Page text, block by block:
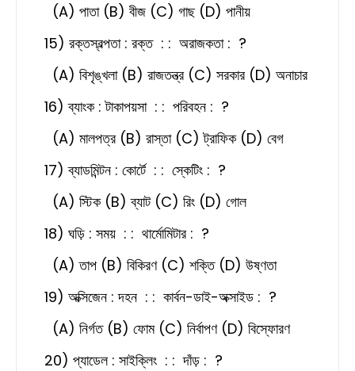
(A) পাতা (B) বীজ (C) গাছ (D) পানীয়
15) রক্তস্বল্পতা : রক্ত : : অরাজকতা : ?
(A) বিশৃঙ্খলা (B) রাজতন্ত্র (C) সরকার (D) অনাচার
16) ব্যাংক : টাকাপয়সা : : পরিবহন : ?
(A) মালপত্র (B) রাস্তা (C) ট্রাফিক (D) বেগ
17) ব্যাডমিন্টন : কোর্টে : : স্কেটিং : ?
(A) স্টিক (B) ব্যাট (C) রিং (D) গোল
18) ঘড়ি : সময় : : থার্মোমিটার : ?
(A) তাপ (B) বিকিরণ (C) শক্তি (D) উষ্ণতা
19) অক্সিজেন : দহন : : কার্বন-ডাই-অক্সাইড : ?
(A) নির্গত (B) ফোম (C) নির্বাপণ (D) বিস্ফোরণ
20) প্যাডেল : সাইক্লিং : : দাঁড় : ?